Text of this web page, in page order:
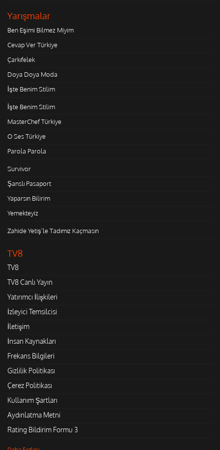
Yarışmalar
Ben Eşimi Bilmez Miyim
Cevap Ver Türkiye
Çarkıfelek
Doya Doya Moda
İşte Benim Stilim
İşte Benim Stilim
MasterChef Türkiye
O Ses Türkiye
Parola Parola
Survivor
Şanslı Pasaport
Yaparsın Bilirim
Yemekteyiz
Zahide Yetiş'le Tadımız Kaçmasın
TV8
TV8
TV8 Canlı Yayın
Yatırımcı İlişkileri
İzleyici Temsilcisi
İletişim
İnsan Kaynakları
Frekans Bilgileri
Gizlilik Politikası
Çerez Politikası
Kullanım Şartları
Aydınlatma Metni
Rating Bildirim Formu 3